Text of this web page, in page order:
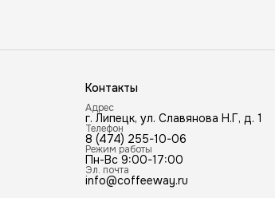
Контакты
Адрес
г. Липецк, ул. Славянова Н.Г, д. 1
Телефон
8 (474) 255-10-06
Режим работы
Пн-Вс 9:00-17:00
Эл. почта
info@coffeeway.ru